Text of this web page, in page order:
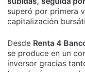
superó por primera
capitalización
Desde Renta 4
se produce en un
inversor gracias